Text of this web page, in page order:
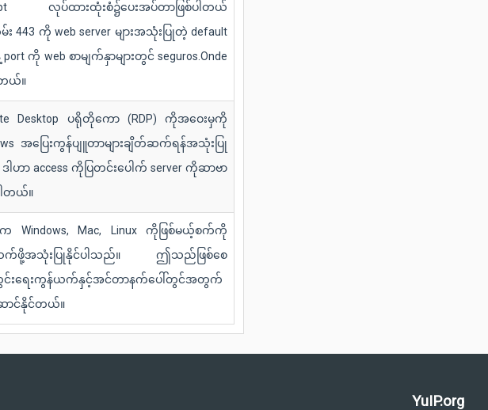
လုပ်ထားထုံးစံ၌ပေးအပ်တာဖြစ်ပါတယ်
443 ကို web server များအသုံးပြုတဲ့ default
ကို web စာမျက်နှာများတွင် seguros.Onde
တယ်။
Desktop ပရိုတိုကော (RDP) ကိုအဝေးမှကို
အပြေးကွန်ပျူတာများချိတ်ဆက်ရန်အသုံးပြု
ါဟာ access ကိုပြတင်းပေါက် server ကိုဆာဗာ
ါတယ်။
က Windows, Mac, Linux ကိုဖြစ်မယ့်စက်ကို
က်ဖို့အသုံးပြုနိုင်ပါသည်။ ဤသည်ဖြစ်စေ
င်းရေးကွန်ယက်နှင့်အင်တာနက်ပေါ်တွင်အတွက်
ာင်နိုင်တယ်။
YuIP.org